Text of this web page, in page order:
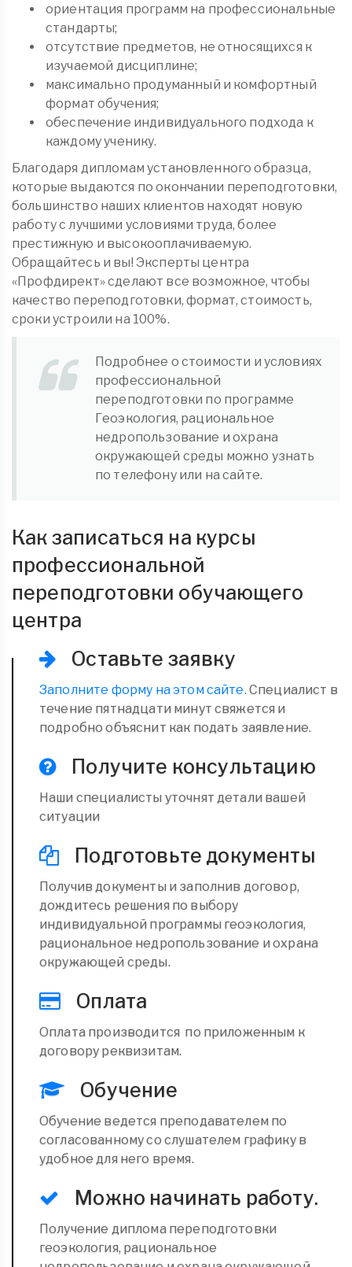
ориентация программ на профессиональные
стандарты;
отсутствие предметов, не относящихся к
изучаемой дисциплине;
максимально продуманный и комфортный
формат обучения;
обеспечение индивидуального подхода к
каждому ученику.
Благодаря дипломам установленного образца,
которые выдаются по окончании переподготовки,
большинство наших клиентов находят новую
работу с лучшими условиями труда, более
престижную и высокооплачиваемую.
Обращайтесь и вы! Эксперты центра
«Профдирект» сделают все возможное, чтобы
качество переподготовки, формат, стоимость,
сроки устроили на 100%.
Подробнее о стоимости и условиях
профессиональной
переподготовки по программе
Геоэкология, рациональное
недропользование и охрана
окружающей среды можно узнать
по телефону или на сайте.
Как записаться на курсы
профессиональной
переподготовки обучающего
центра
Оставьте заявку
Заполните форму на этом сайте. Специалист в
течение пятнадцати минут свяжется и
подробно объяснит как подать заявление.
Получите консультацию
Наши специалисты уточнят детали вашей
ситуации
Подготовьте документы
Получив документы и заполнив договор,
дождитесь решения по выбору
индивидуальной программы геоэкология,
рациональное недропользование и охрана
окружающей среды.
Оплата
Оплата производится по приложенным к
договору реквизитам.
Обучение
Обучение ведется преподавателем по
согласованному со слушателем графику в
удобное для него время.
Можно начинать работу.
Получение диплома переподготовки
геоэкология, рациональное